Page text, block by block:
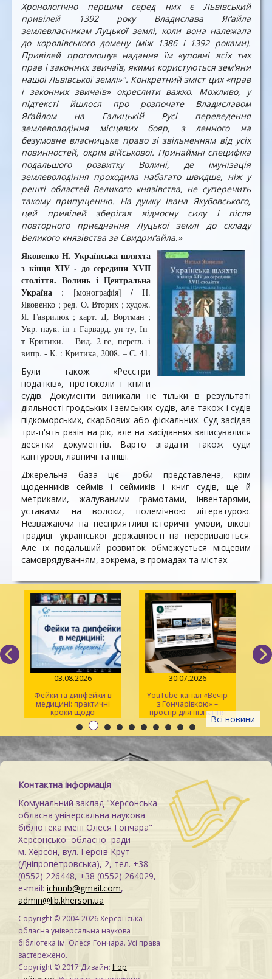
Хронологічно першим серед них є Львівський
привілей 1392 року Владислава Яґайла
землевласникам Лу­цької землі, коли вона належала
до ко­ролівського домену (між 1386 і 1392 ро­ками).
Привілей проголошує надання їм «уповні всіх тих
прав і законних звичаїв, якими користуються зем'яни
нашої Львівської землі»". Конкретний зміст цих «прав
і законних звичаїв» окреслити важко. Можливо, у
підтексті йшлося про розпочате Владиславом
Яґайлом на Галицькій Русі переведення
землеволодіння місцевих бояр, з ленного на
безумовне власницьке право зі звільненням від усіх
повинностей, окрім військової. Принаймні специфіка
по­дальшого розвитку Волині, де імуніза­ція
землеволодіння проходила наба­гато швидше, ніж у
решті областей Ве­ликого князівства, не суперечить
тако­му припущенню. На думку Івана Якубовського,
цей привілей зберігав від­носну силу і після
повторного приєд­нання Луцької землі до складу
Великого князівства за Свидриґайла.»
Яковенко Н. Українська шляхта
з кінця XIV - до середини XVII
століття. Волинь і Центральна
Україна : [монографія] / Н.
Яковенко ; ред. О. Вторих ; худож.
Я. Гаврилюк ; карт. Д. Вортман ;
Укр. наук. ін-т Гарвард. ун-ту, Ін-
т Критики. - Вид. 2-ге, перегл. і
випр. - К. : Критика, 2008. – С. 41.
Були також «Реєстри
податків», протоколи і книги
судів. Документи виникали не тільки в результаті
діяльності гродських і земських судів, але також і судів
підкоморських, скарбових або фіскальних. Суд засідав
три-п'ять разів на рік, але на засіданнях записувалися
десятки документів. Варто згадати також суди
каптурові, лавничі та інші.
Джерельна база цієї доби представлена, крім
щоденників сеймів і сеймиків і книг судів, ще й
метриками, жалуваними грамотами, інвентарями,
уставами на волоки, полемічною літературою.
Незважаючи на несприятливі історичні умови, вікові
традиції української державності на перериваються.
Але їх подальший розвиток обмежується місцевим
самоврядуванням, зокрема, в громадах та містах.
Всі новини
03.08.2026
Фейки та дипфейки в
медицині: практичні
кроки щодо
розпізнавання
30.07.2026
YouTube-канал «Вечір
з Гончарівкою» –
простір для пізнання
та натхнення
Контактна інформація
Комунальний заклад "Херсонська
обласна універсальна наукова
бібліотека імені Олеся Гончара"
Херсонської обласної ради
м. Херсон, вул. Героїв Крут
(Дніпропетровська), 2, тел. +38
(0552) 226448, +38 (0552) 264029,
e-mail: ichunb@gmail.com,
admin@lib.kherson.ua
Copyright © 2004-2026 Херсонська
обласна універсальна наукова
бібліотека ім. Олеся Гончара. Усі права
застережено.
Copyright © 2017 Дизайн: Ігор